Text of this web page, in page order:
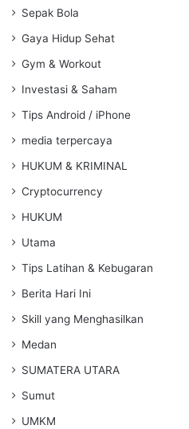
Sepak Bola
Gaya Hidup Sehat
Gym & Workout
Investasi & Saham
Tips Android / iPhone
media terpercaya
HUKUM & KRIMINAL
Cryptocurrency
HUKUM
Utama
Tips Latihan & Kebugaran
Berita Hari Ini
Skill yang Menghasilkan
Medan
SUMATERA UTARA
Sumut
UMKM